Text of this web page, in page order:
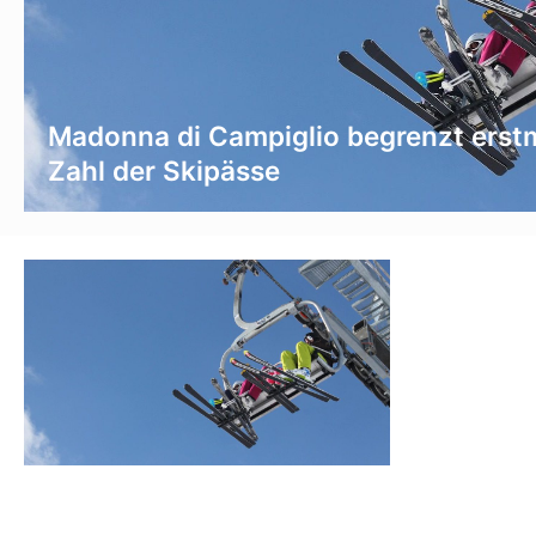
Madonna di Campiglio begrenzt
Zahl der Skipässe